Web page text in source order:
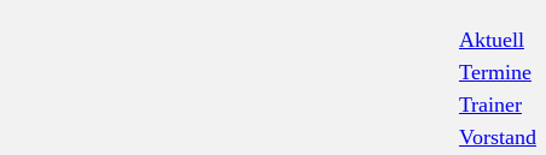
Aktuell
Termine
Trainer
Vorstand